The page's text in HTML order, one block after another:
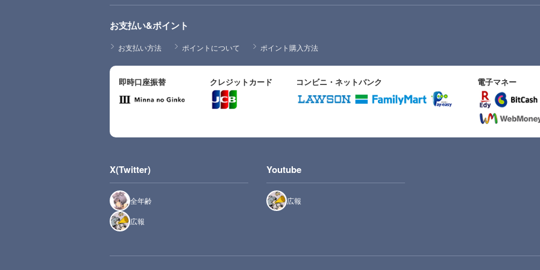
お支払い&ポイント
お支払い方法 ポイントについて ポイント購入方法
即時口座振替 クレジットカード コンビニ・ネットバンク 電子マネー
X(Twitter)
全年齢
広報
Youtube
広報